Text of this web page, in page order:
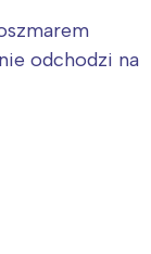
odchodzi na